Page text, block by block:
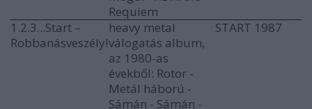
Requiem
1.2.3...Start –
Robbanásveszély!
heavy metal
válogatás album,
az 1980-as
évekből: Rotor -
Metál háború -
Sámán - Sámán -
START 1987